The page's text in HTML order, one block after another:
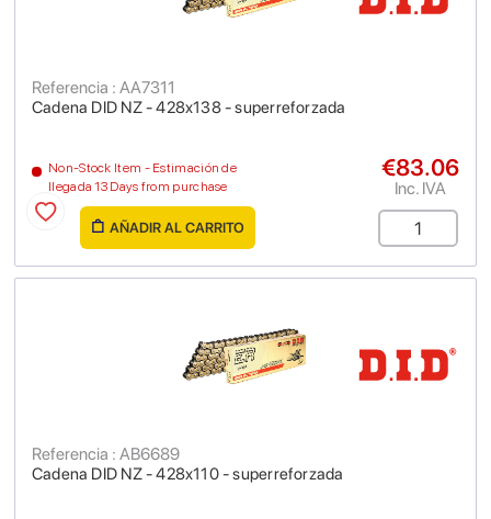
Cadena DID NZ - 428x138 - superreforzada
Referencia : AA7311
Non-Stock Item - Estimación de
llegada 13 Days from purchase
€83.06
Inc. IVA
AÑADIR AL CARRITO
Cadena DID NZ - 428x110 - superreforzada
Referencia : AB6689